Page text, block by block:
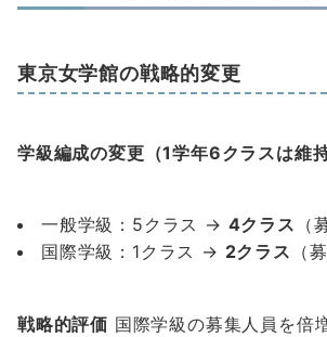
東京女学館の戦略的変更
学級編成の変更（1学年6クラスは維持
一般学級：5クラス → 4クラス （
国際学級：1クラス → 2クラス （
戦略的評価 国際学級の募集人員を倍